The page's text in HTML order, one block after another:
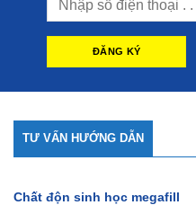
TƯ VẤN HƯỚNG DẪN
Chất độn sinh học megafill